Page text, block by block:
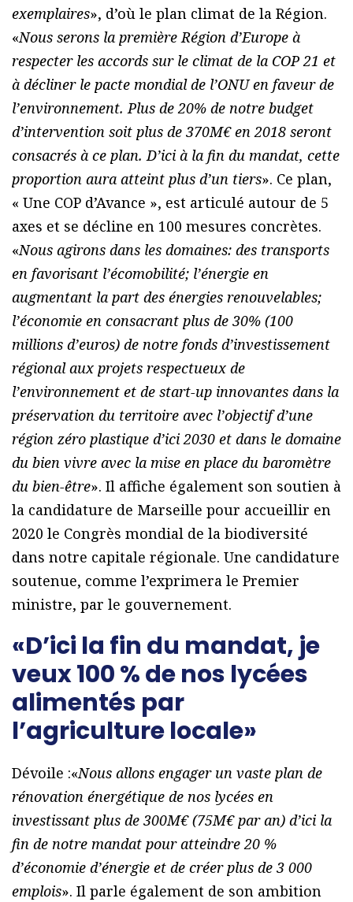
exemplaires», d’où le plan climat de la Région.
«Nous serons la première Région d’Europe à
respecter les accords sur le climat de la COP 21 et
à décliner le pacte mondial de l’ONU en faveur de
l’environnement. Plus de 20% de notre budget
d’intervention soit plus de 370M€ en 2018 seront
consacrés à ce plan. D’ici à la fin du mandat, cette
proportion aura atteint plus d’un tiers». Ce plan,
« Une COP d’Avance », est articulé autour de 5
axes et se décline en 100 mesures concrètes.
«Nous agirons dans les domaines: des transports
en favorisant l’écomobilité; l’énergie en
augmentant la part des énergies renouvelables;
l’économie en consacrant plus de 30% (100
millions d’euros) de notre fonds d’investissement
régional aux projets respectueux de
l’environnement et de start-up innovantes dans la
préservation du territoire avec l’objectif d’une
région zéro plastique d’ici 2030 et dans le domaine
du bien vivre avec la mise en place du baromètre
du bien-être». Il affiche également son soutien à
la candidature de Marseille pour accueillir en
2020 le Congrès mondial de la biodiversité
dans notre capitale régionale. Une candidature
soutenue, comme l’exprimera le Premier
ministre, par le gouvernement.
«D’ici la fin du mandat, je
veux 100 % de nos lycées
alimentés par
l’agriculture locale»
Dévoile :«Nous allons engager un vaste plan de
rénovation énergétique de nos lycées en
investissant plus de 300M€ (75M€ par an) d’ici la
fin de notre mandat pour atteindre 20 %
d’économie d’énergie et de créer plus de 3 000
emplois». Il parle également de son ambition